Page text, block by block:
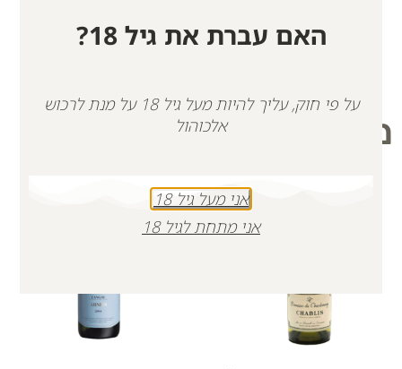
מוצרים קשורים
האם עברת את גיל 18?
על פי חוק, עליך להיות מעל גיל 18 על מנת לרכוש
אלכוהול
אני מעל גיל 18
אני מתחת לגיל 18